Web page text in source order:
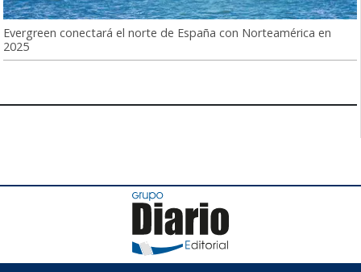
Evergreen conectará el norte de España con Norteamérica en
2025